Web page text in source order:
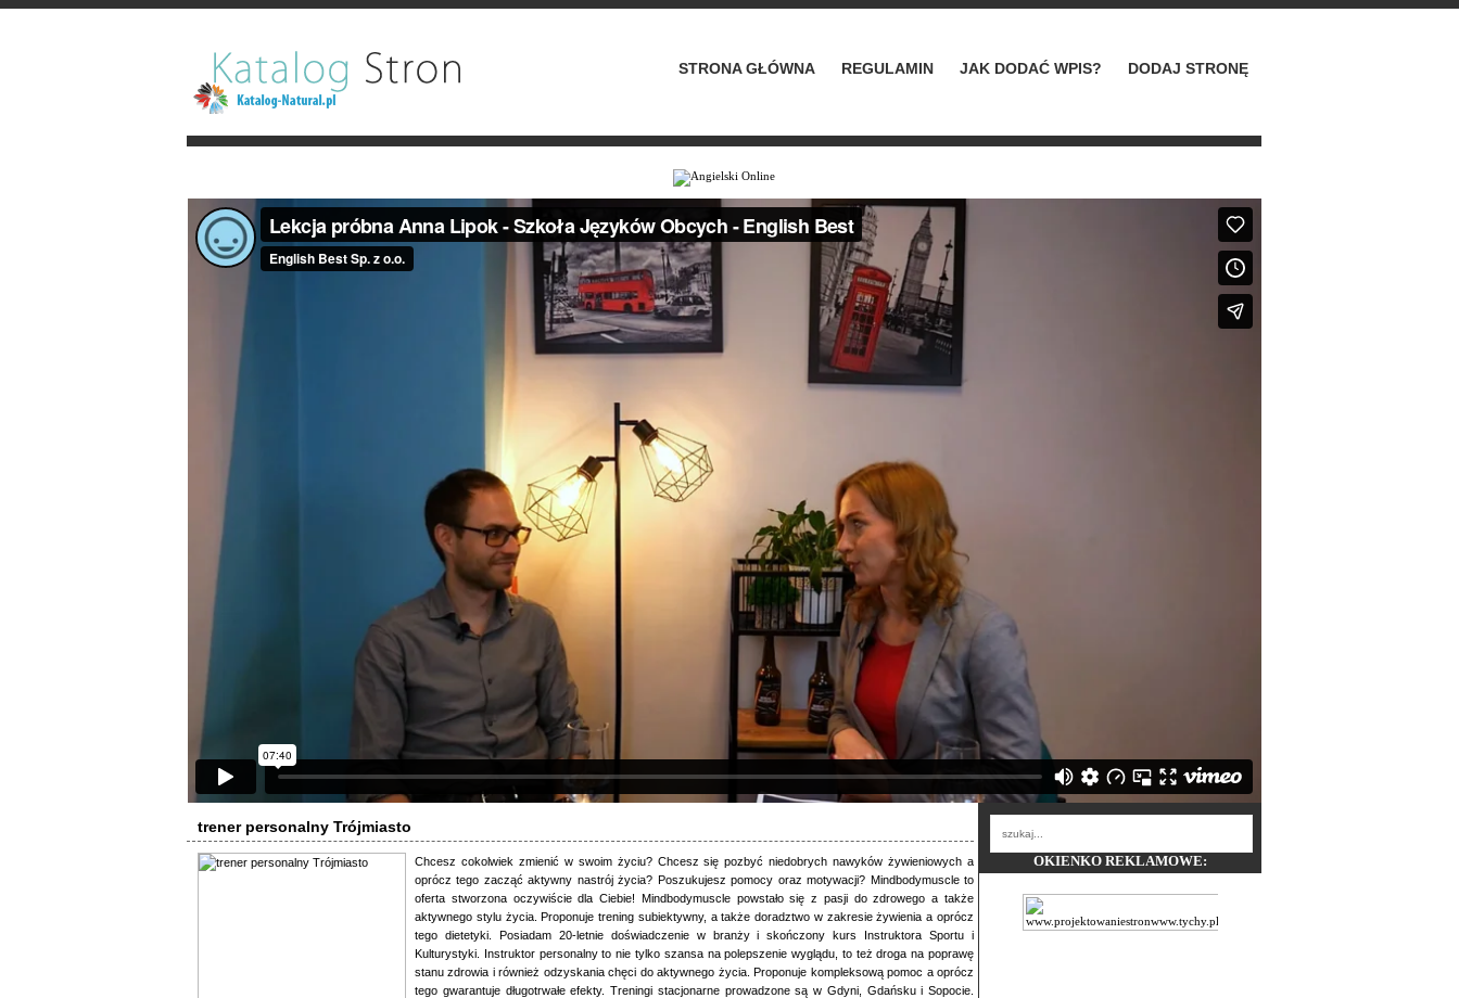
STRONA GŁÓWNA REGULAMIN JAK DODAĆ WPIS? DODAJ STRONĘ
OKIENKO REKLAMOWE:
trener personalny Trójmiasto
Chcesz cokolwiek zmienić w swoim życiu? Chcesz się pozbyć niedobrych nawyków żywieniowych a
oprócz tego zacząć aktywny nastrój życia? Poszukujesz pomocy oraz motywacji? Mindbodymuscle to
oferta stworzona oczywiście dla Ciebie! Mindbodymuscle powstało się z pasji do zdrowego a także
aktywnego stylu życia. Proponuje trening subiektywny, a także doradztwo w zakresie żywienia a oprócz
tego dietetyki. Posiadam 20-letnie doświadczenie w branży i skończony kurs Instruktora Sportu i
Kulturystyki. Instruktor personalny to nie tylko szansa na polepszenie wyglądu, to też droga na poprawę
stanu zdrowia i również odzyskania chęci do aktywnego życia. Proponuje kompleksową pomoc a oprócz
tego gwarantuje długotrwałe efekty. Treningi stacjonarne prowadzone są w Gdyni, Gdańsku i Sopocie.